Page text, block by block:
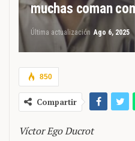
muchas coman
Última actualización Ago 6, 2025
850
Compartir
Víctor Ego Ducrot